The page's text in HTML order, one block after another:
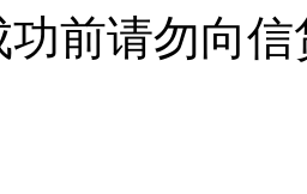
功前请勿向